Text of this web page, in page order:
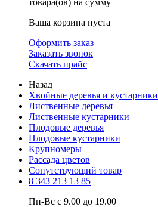
товара(ов) на сумму
Ваша корзина пуста
Оформить заказ
Заказать звонок
Скачать прайс
Назад
Хвойные деревья и кустарники
Лиственные деревья
Лиственные кустарники
Плодовые деревья
Плодовые кустарники
Крупномеры
Рассада цветов
Сопутствующий товар
8 343 213 13 85
Пн-Вс с 9.00 до 19.00